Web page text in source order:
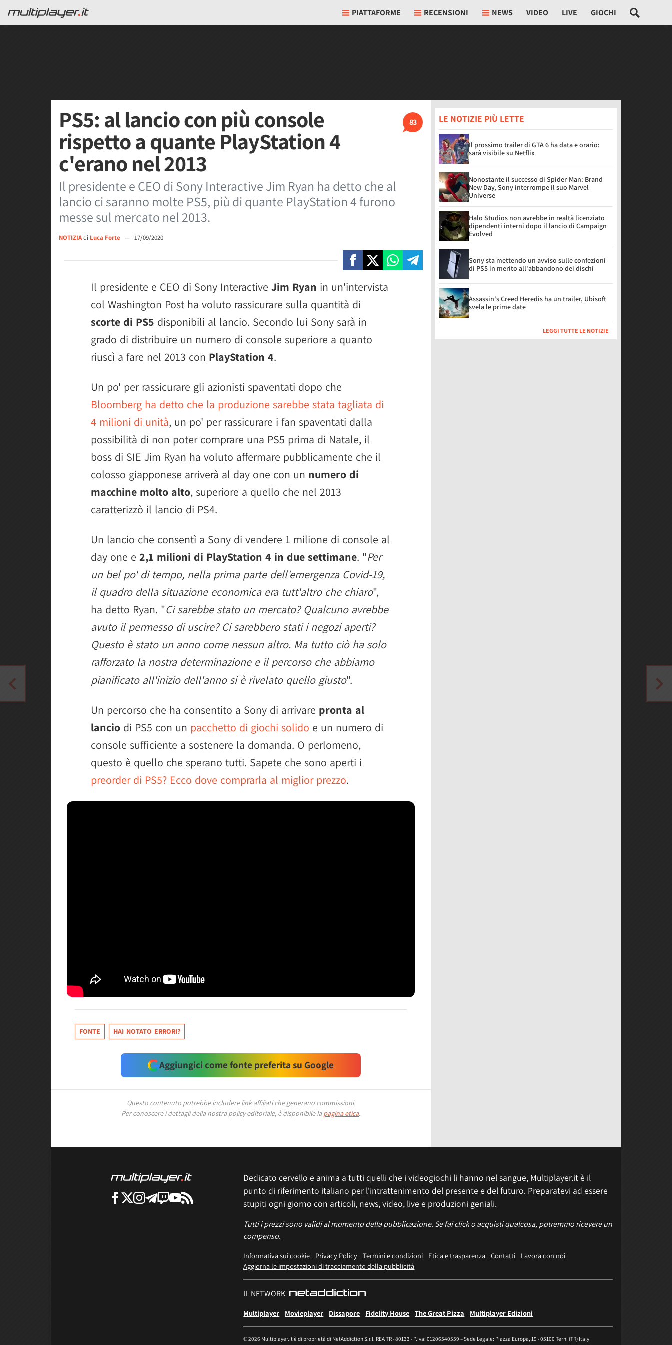
PIATTAFORME RECENSIONI NEWS VIDEO LIVE GIOCHI
83
PS5: al lancio con più console
rispetto a quante PlayStation 4
c'erano nel 2013
Il presidente e CEO di Sony Interactive Jim Ryan ha detto che al
lancio ci saranno molte PS5, più di quante PlayStation 4 furono
messe sul mercato nel 2013.
NOTIZIAdi Luca Forte — 17/09/2020
Il presidente e CEO di Sony Interactive Jim Ryan in un'intervista
col Washington Post ha voluto rassicurare sulla quantità di
scorte di PS5 disponibili al lancio. Secondo lui Sony sarà in
grado di distribuire un numero di console superiore a quanto
riuscì a fare nel 2013 con PlayStation 4.
Un po' per rassicurare gli azionisti spaventati dopo che
Bloomberg ha detto che la produzione sarebbe stata tagliata di
4 milioni di unità, un po' per rassicurare i fan spaventati dalla
possibilità di non poter comprare una PS5 prima di Natale, il
boss di SIE Jim Ryan ha voluto affermare pubblicamente che il
colosso giapponese arriverà al day one con un numero di
macchine molto alto, superiore a quello che nel 2013
caratterizzò il lancio di PS4.
Un lancio che consentì a Sony di vendere 1 milione di console al
day one e 2,1 milioni di PlayStation 4 in due settimane. "Per
un bel po' di tempo, nella prima parte dell'emergenza Covid-19,
il quadro della situazione economica era tutt'altro che chiaro",
ha detto Ryan. "Ci sarebbe stato un mercato? Qualcuno avrebbe
avuto il permesso di uscire? Ci sarebbero stati i negozi aperti?
Questo è stato un anno come nessun altro. Ma tutto ciò ha solo
rafforzato la nostra determinazione e il percorso che abbiamo
pianificato all'inizio dell'anno si è rivelato quello giusto".
Un percorso che ha consentito a Sony di arrivare pronta al
lancio di PS5 con un pacchetto di giochi solido e un numero di
console sufficiente a sostenere la domanda. O perlomeno,
questo è quello che sperano tutti. Sapete che sono aperti i
preorder di PS5? Ecco dove comprarla al miglior prezzo.
FONTE HAI NOTATO ERRORI?
Aggiungici come fonte preferita su Google
Questo contenuto potrebbe includere link affiliati che generano commissioni.
Per conoscere i dettagli della nostra policy editoriale, è disponibile la pagina etica.
LE NOTIZIE PIÙ LETTE
Il prossimo trailer di GTA 6 ha data e orario:
sarà visibile su Netflix
Nonostante il successo di Spider-Man: Brand
New Day, Sony interrompe il suo Marvel
Universe
Halo Studios non avrebbe in realtà licenziato
dipendenti interni dopo il lancio di Campaign
Evolved
Sony sta mettendo un avviso sulle confezioni
di PS5 in merito all'abbandono dei dischi
Assassin's Creed Heredis ha un trailer, Ubisoft
svela le prime date
LEGGI TUTTE LE NOTIZIE
Dedicato cervello e anima a tutti quelli che i videogiochi li hanno nel sangue, Multiplayer.it è il
punto di riferimento italiano per l'intrattenimento del presente e del futuro. Preparatevi ad essere
stupiti ogni giorno con articoli, news, video, live e produzioni geniali.
Tutti i prezzi sono validi al momento della pubblicazione. Se fai click o acquisti qualcosa, potremmo ricevere un
compenso.
Informativa sui cookie Privacy Policy Termini e condizioni Etica e trasparenza Contatti
Lavora con noi
Aggiorna le impostazioni di tracciamento della pubblicità
IL NETWORK
Multiplayer Movieplayer Dissapore Fidelity House The Great Pizza Multiplayer Edizioni
© 2026 Multiplayer.it è di proprietà di NetAddiction S.r.l. REA TR - 80133 - P.iva: 01206540559 – Sede Legale: Piazza Europa, 19 - 05100 Terni (TR) Italy